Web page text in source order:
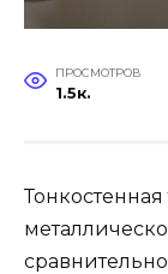
ПРОСМОТРОВ
1.5к.